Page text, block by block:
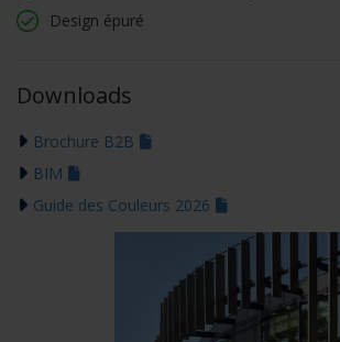
Design épuré
Downloads
Brochure B2B
BIM
Guide des Couleurs 2026